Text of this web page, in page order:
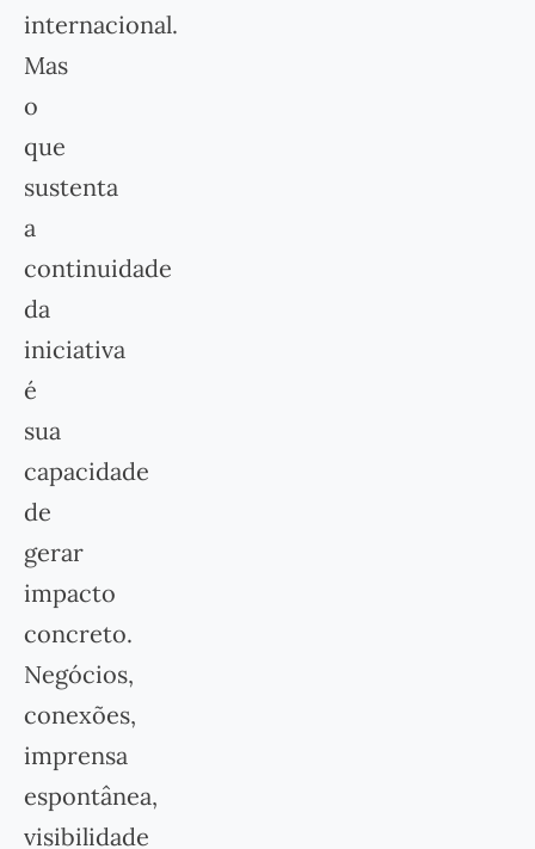
internacional.
Mas
o
que
sustenta
a
continuidade
da
iniciativa
é
sua
capacidade
de
gerar
impacto
concreto.
Negócios,
conexões,
imprensa
espontânea,
visibilidade